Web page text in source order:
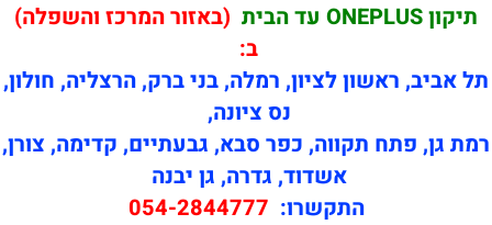
תיקון ONEPLUS עד הבית
(באזור המרכז והשפלה)
ב:
תל אביב, ראשון לציון, רמלה, בני ברק, הרצליה, חולון,
נס ציונה,
רמת גן, פתח תקווה, כפר סבא, גבעתיים, קדימה, צורן,
אשדוד, גדרה, גן יבנה
התקשרו: 054-2844777